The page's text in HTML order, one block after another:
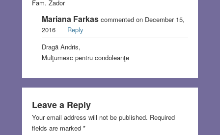
Fam. Zador
Mariana Farkascommented on December 15,
2016
Reply
Dragă Andris,
Mulţumesc pentru condoleanţe
Leave a Reply
Your email address will not be published. Required
fields are marked *